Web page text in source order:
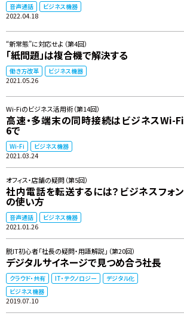
音声通話 ビジネス機器
2022.04.18
“新常態”に対応せよ（第4回）
「紙問題」は複合機で解決する
働き方改革 ビジネス機器
2021.05.26
Wi-Fiのビジネス活用術（第14回）
高速・多端末の同時接続はビジネスWi-Fi
6で
Wi-Fi ビジネス機器
2021.03.24
オフィス・店舗の疑問（第5回）
社内電話を転送するには？ビジネスフォン
の使い方
音声通話 ビジネス機器
2021.01.26
脱IT初心者「社長の疑問・用語解説」（第20回）
デジタルサイネージで見つめ合う社長
クラウド・共有 IT・テクノロジー
デジタル化
ビジネス機器
2019.07.10